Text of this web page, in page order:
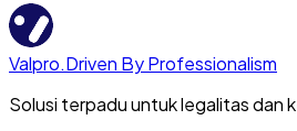
Valpro.Driven By Professionalism
Solusi terpadu untuk legalitas dan